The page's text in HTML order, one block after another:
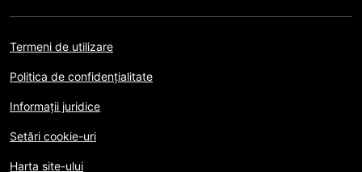
Termeni de utilizare
Politica de confidențialitate
Informații juridice
Setări cookie-uri
Harta site-ului